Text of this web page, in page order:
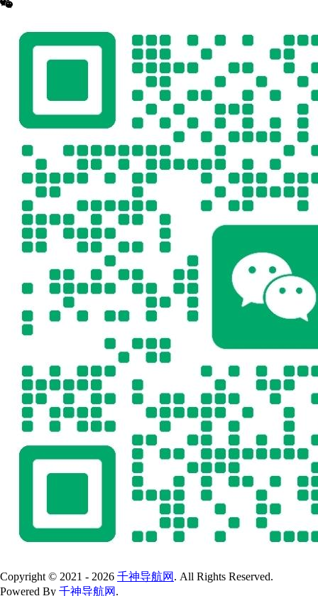
Copyright © 2021 - 2026 千神导航网 . All Rights Reserved.
Powered By 千神导航网 .